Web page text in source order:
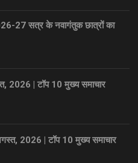
27 सत्र के नवागंतुक छात्रों का
2026 | टॉप 10 मुख्य समाचार
2026 | टॉप 10 मुख्य समाचार